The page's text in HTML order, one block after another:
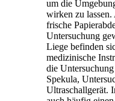
um die
wirken zu
frische
Untersuchung
Liege befinden
medizinische
die
Spekula,
Ultraschallgerät.